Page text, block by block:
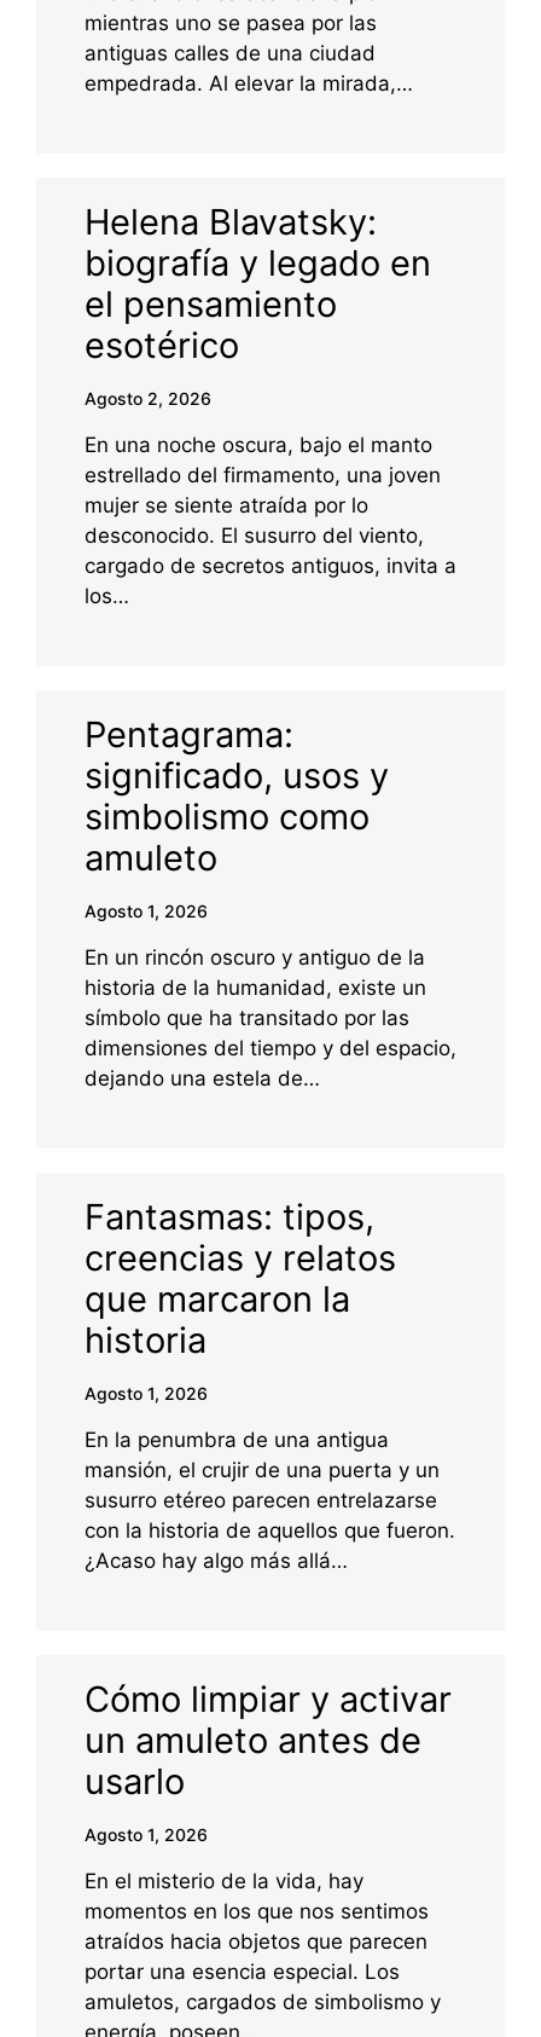
mientras uno se pasea por las
antiguas calles de una ciudad
empedrada. Al elevar la mirada,…
Helena Blavatsky:
biografía y legado en
el pensamiento
esotérico
Agosto 2, 2026
En una noche oscura, bajo el manto
estrellado del firmamento, una joven
mujer se siente atraída por lo
desconocido. El susurro del viento,
cargado de secretos antiguos, invita a
los…
Pentagrama:
significado, usos y
simbolismo como
amuleto
Agosto 1, 2026
En un rincón oscuro y antiguo de la
historia de la humanidad, existe un
símbolo que ha transitado por las
dimensiones del tiempo y del espacio,
dejando una estela de…
Fantasmas: tipos,
creencias y relatos
que marcaron la
historia
Agosto 1, 2026
En la penumbra de una antigua
mansión, el crujir de una puerta y un
susurro etéreo parecen entrelazarse
con la historia de aquellos que fueron.
¿Acaso hay algo más allá…
Cómo limpiar y activar
un amuleto antes de
usarlo
Agosto 1, 2026
En el misterio de la vida, hay
momentos en los que nos sentimos
atraídos hacia objetos que parecen
portar una esencia especial. Los
amuletos, cargados de simbolismo y
energía, poseen…